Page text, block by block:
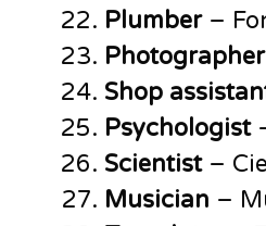
Plumber–
Photographer
Shop
Psychologist
Scientist–
Musician –